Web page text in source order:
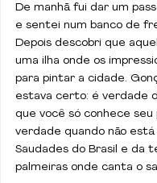
De manhã fui dar um
e sentei num banco de
Depois descobri que
uma ilha onde os
para pintar a cidade.
estava certo: é verdade
que você só conhece seu
verdade quando não está
Saudades do Brasil e da
palmeiras onde canta o